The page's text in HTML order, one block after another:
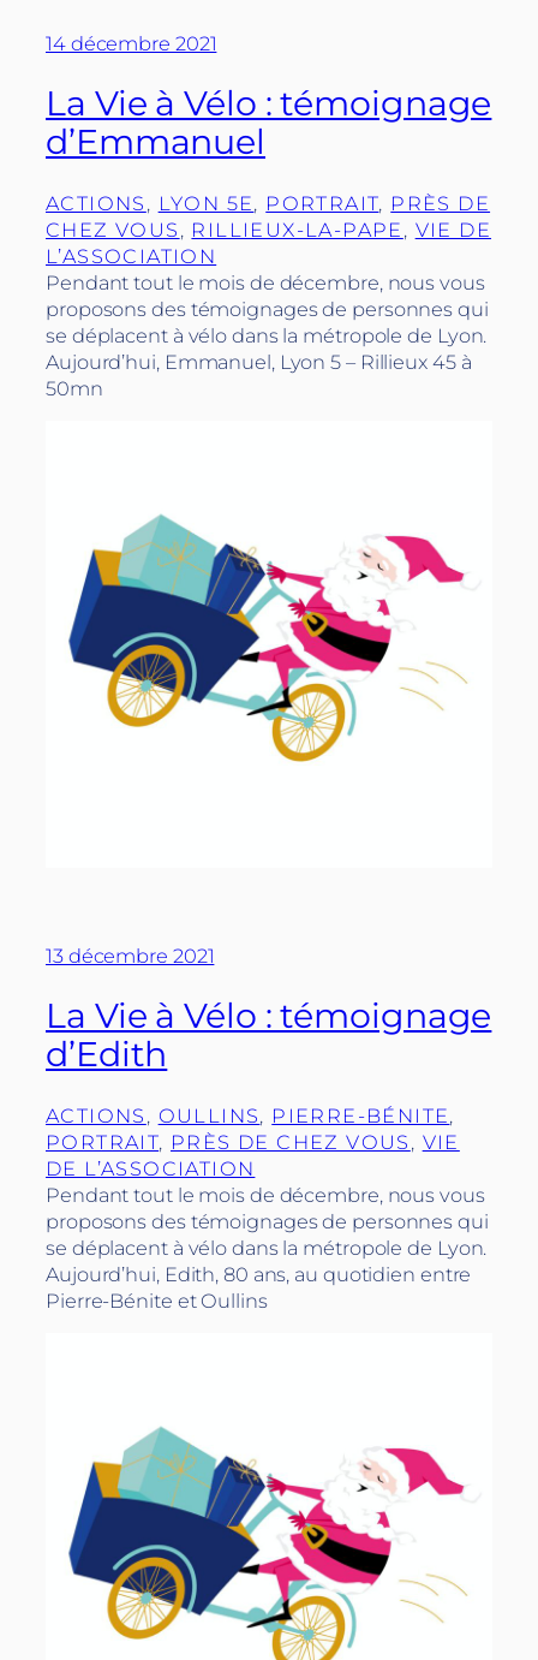
14 décembre 2021
La Vie à Vélo : témoignage
d’Emmanuel
ACTIONS , LYON 5E, PORTRAIT, PRÈS DE
CHEZ VOUS , RILLIEUX-LA-PAPE , VIE DE
L’ASSOCIATION
Pendant tout le mois de décembre, nous vous
proposons des témoignages de personnes qui
se déplacent à vélo dans la métropole de Lyon.
Aujourd’hui, Emmanuel, Lyon 5 – Rillieux 45 à
50mn
13 décembre 2021
La Vie à Vélo : témoignage
d’Edith
ACTIONS , OULLINS, PIERRE-BÉNITE
PORTRAIT, PRÈS DE CHEZ VOUS , VIE
DE L’ASSOCIATION
Pendant tout le mois de décembre, nous vous
proposons des témoignages de personnes qui
se déplacent à vélo dans la métropole de Lyon.
Aujourd’hui, Edith, 80 ans, au quotidien entre
Pierre-Bénite et Oullins